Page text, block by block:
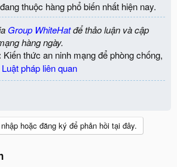
thuộc hàng phổ biến nhất hiện nay.
Group WhiteHatđể thảo luận và cập
hàng ngày.
Kiến thức an ninh mạng để phòng chống,
Luật pháp liên quan
hoặc đăng ký để phản hồi tại đây.